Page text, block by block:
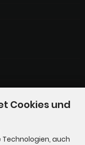
Cookies und
Technologien, auch